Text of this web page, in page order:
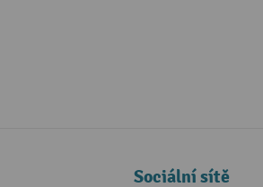
Sociální sítě